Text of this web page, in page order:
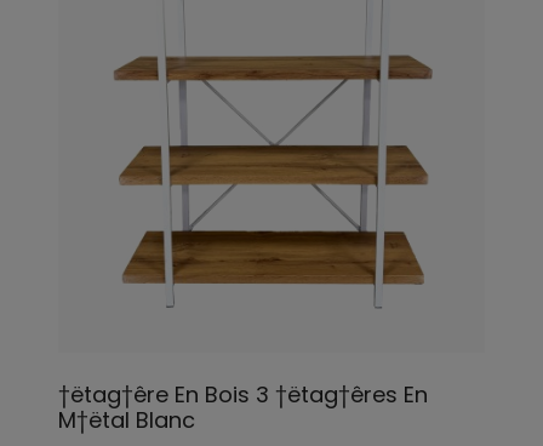
†ëtag†êre En Bois 3 †ëtag†êres En
M†ëtal Blanc